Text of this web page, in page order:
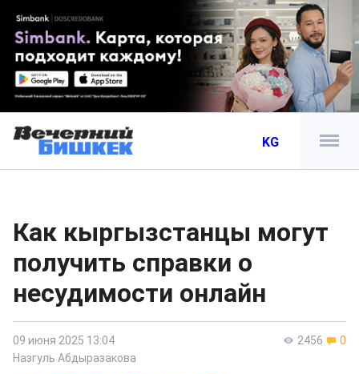
KG
Как кыргызстанцы могут
получить справки о
несудимости онлайн
2456 0
09 июня 2025 13:04
Назгуль Абдыразакова